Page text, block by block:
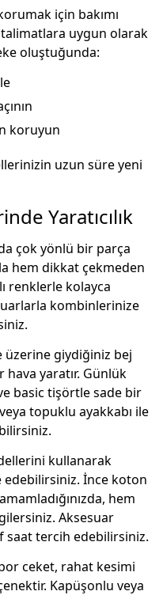
için bakımı
uygun olarak
oluştuğunda:
koruyun
uzun süre yeni
Yaratıcılık
çok yönlü bir parça
hem dikkat çekmeden
renklerle kolayca
kombinlerinize
üzerine giydiğiniz bej
yaratır. Günlük
basic tişörtle sade bir
topuklu ayakkabı ile
kullanarak
İnce koton
hem
Aksesuar
saat tercih edebilirsiniz.
ceket, rahat kesimi
Kapüşonlu veya